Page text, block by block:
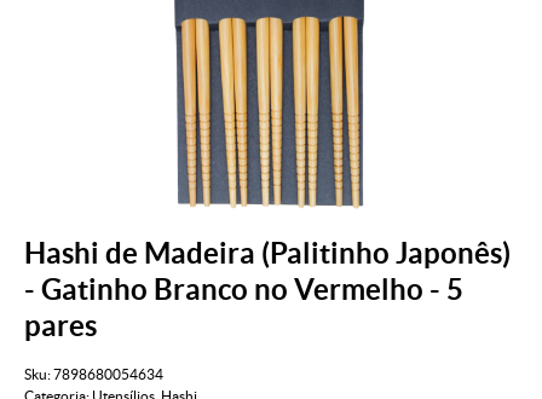
Hashi de Madeira (Palitinho Japonês)
- Gatinho Branco no Vermelho - 5
pares
Sku:7898680054634